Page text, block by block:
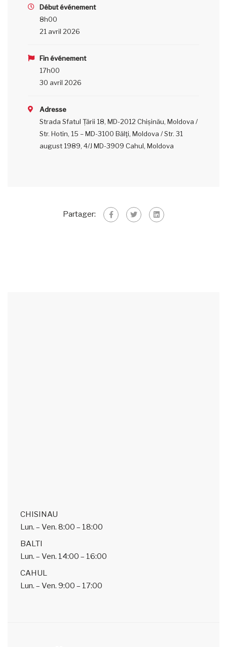
Début événement
8h00
21 avril 2026
Fin événement
17h00
30 avril 2026
Adresse
Strada Sfatul Țării 18, MD-2012 Chișinău, Moldova /
Str. Hotin, 15 – MD-3100 Bălţi, Moldova / Str. 31
august 1989, 4/J MD-3909 Cahul, Moldova
Partager:
CHISINAU
Lun. – Ven. 8:00 – 18:00
BALTI
Lun. – Ven. 14:00 – 16:00
CAHUL
Lun. – Ven. 9:00 – 17:00